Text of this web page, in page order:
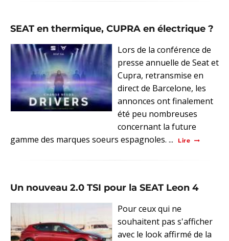
SEAT en thermique, CUPRA en électrique ?
Lors de la conférence de
presse annuelle de Seat et
Cupra, retransmise en
direct de Barcelone, les
annonces ont finalement
été peu nombreuses
concernant la future
gamme des marques soeurs espagnoles. ...
Lire
Un nouveau 2.0 TSI pour la SEAT Leon 4
Pour ceux qui ne
souhaitent pas s'afficher
avec le look affirmé de la